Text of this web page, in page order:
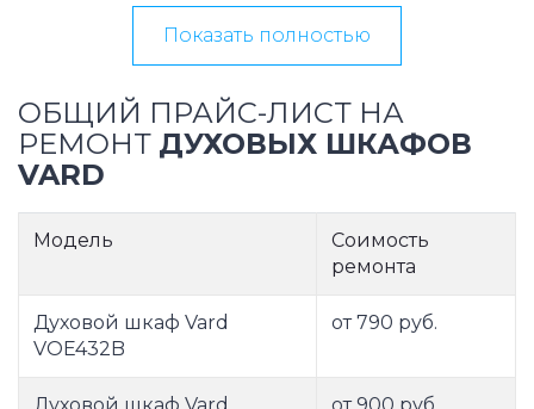
Показать полностью
ОБЩИЙ ПРАЙС-ЛИСТ НА
РЕМОНТ ДУХОВЫХ ШКАФОВ
VARD
Модель
Соимость
ремонта
Духовой шкаф Vard
VOE432B
от 790 руб.
Духовой шкаф Vard от 900 руб.